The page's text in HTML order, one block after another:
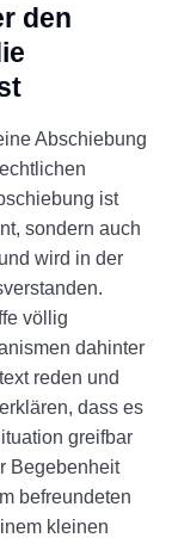
den
Abschiebung
ist
sondern auch
wird in der
völlig
dahinter
reden und
dass es
greifbar
Begebenheit
befreundeten
kleinen